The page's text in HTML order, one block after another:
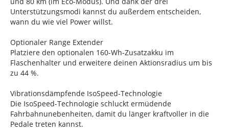
Unterstützungsmodi kannst du außerdem entscheiden,
wann du wie viel Power willst.
Optionaler Range Extender
Platziere den optionalen 160-Wh-Zusatzakku im
Flaschenhalter und erweitere deinen Aktionsradius um bis
zu 44 %.
Vibrationsdämpfende IsoSpeed-Technologie
Die IsoSpeed-Technologie schluckt ermüdende
Fahrbahnunebenheiten, damit du länger kraftvoller in die
Pedale treten kannst.